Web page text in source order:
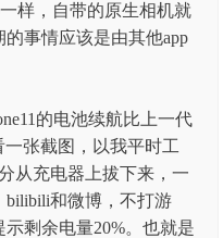
样，自带的原生相机就
事情应该是由其他app
的电池续航比上一代
张截图，以我平时工
从充电器上拔下来，一
bilibili和微博，不打游
剩余电量20%。也就是